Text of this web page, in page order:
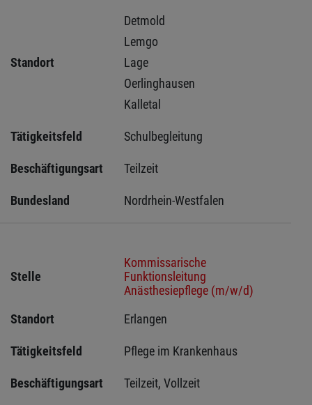
Standort
Detmold
Lemgo
Lage
Oerlinghausen
Kalletal
Tätigkeitsfeld Schulbegleitung
Beschäftigungsart Teilzeit
Bundesland Nordrhein-Westfalen
Stelle
Kommissarische
Funktionsleitung
Anästhesiepflege (m/w/d)
Standort
Erlangen
Tätigkeitsfeld Pflege im Krankenhaus
Beschäftigungsart Teilzeit, Vollzeit